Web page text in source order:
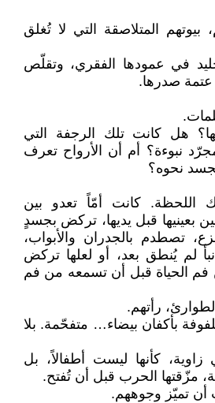
المتلاصقة التي لا تُغلق
في عمودها الفقري، وتقلّص
عتمة صدرها.
هل كانت تلك الرجفة التي
نبوءة؟ أم أن الأرواح تعرف
نحوه؟
اللحظة. كانت أمّاً تعدو بين
بعينيها قبل يديها، تركض بجسدٍ
تصطدم بالجدران والأبواب،
لم يُنطق بعد، أو لعلها تركض
الحياة قبل أن تسمعه من فم
رأتهم.
بأكفان بيضاء… متفحّمة. بلا
كأنها ليست أطفالاً، بل
مزّقتها الحرب قبل أن تُفتح.
أن تميّز وجوههم.